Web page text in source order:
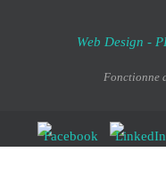
Web Design -
Fonctionne